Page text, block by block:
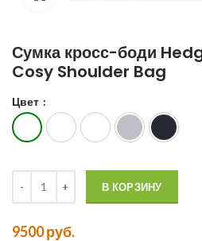
Сумка кросс-боди
Cosy Shoulder Bag
Цвет
Количество Сумка кросс-боди
В КОРЗИНУ
9500руб.